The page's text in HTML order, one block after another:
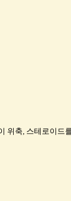
축, 스테로이드